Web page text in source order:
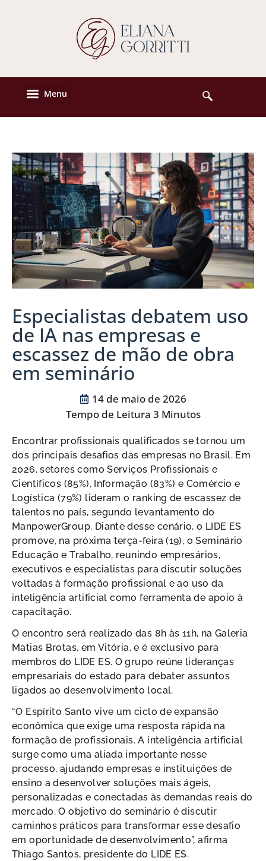
Especialistas debatem uso
de IA nas empresas e
escassez de mão de obra
em seminário
14 de maio de 2026
Encontrar profissionais qualificados se tornou um
dos principais desafios das empresas no Brasil. Em
2026, setores como Serviços Profissionais e
Científicos (85%), Informação (83%) e Comércio e
Logística (79%) lideram o ranking de escassez de
talentos no país, segundo levantamento do
ManpowerGroup. Diante desse cenário, o LIDE ES
promove, na próxima terça-feira (19), o Seminário
Educação e Trabalho, reunindo empresários,
executivos e especialistas para discutir soluções
voltadas à formação profissional e ao uso da
inteligência artificial como ferramenta de apoio à
capacitação.
O encontro será realizado das 8h às 11h, na Galeria
Matias Brotas, em Vitória, e é exclusivo para
membros do LIDE ES. O grupo reúne lideranças
empresariais do estado para debater assuntos
ligados ao desenvolvimento local.
“O Espírito Santo vive um ciclo de expansão
econômica que exige uma resposta rápida na
formação de profissionais. A inteligência artificial
surge como uma aliada importante nesse
processo, ajudando empresas e instituições de
ensino a desenvolver soluções mais ágeis,
personalizadas e conectadas às demandas reais do
mercado. O objetivo do seminário é discutir
caminhos práticos para transformar esse desafio
em oportunidade de desenvolvimento”, afirma
Thiago Santos, presidente do LIDE ES.